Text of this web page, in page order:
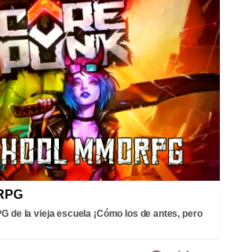
de la vieja escuela ¡Cómo los de antes, pero